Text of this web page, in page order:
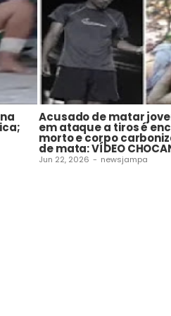
Acusado de matar
em ataque a tiros é
morto e corpo
de mata: VÍDEO
Jun 22, 2026 - newsjampa